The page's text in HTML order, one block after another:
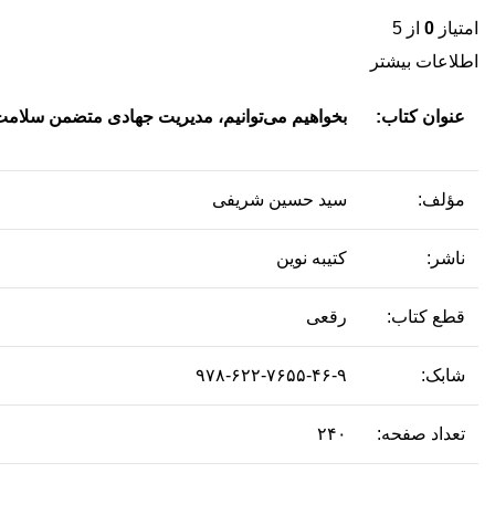
امتیاز 0 از 5
اطلاعات بیشتر
عنوان کتاب: بخواهیم می‌توانیم، مدیریت جهادی متضمن
مؤلف: سید حسین شریفی
ناشر: کتیبه نوین
قطع کتاب: رقعی
شابک: ۹۷۸-۶۲۲-۷۶۵۵-۴۶-۹
تعداد صفحه: ۲۴۰